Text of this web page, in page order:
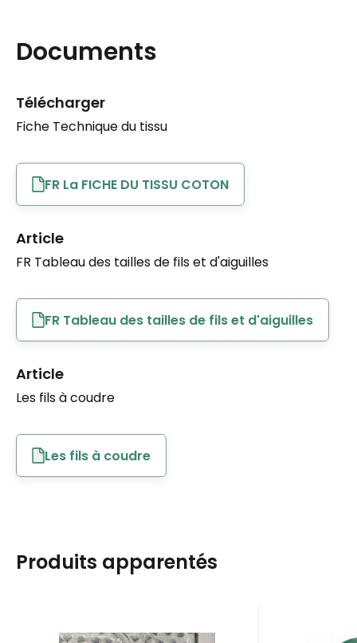
Documents
Télécharger
Fiche Technique du tissu
FR La FICHE DU TISSU COTON
Article
FR Tableau des tailles de fils et d'aiguilles
FR Tableau des tailles de fils et d'aiguilles
Article
Les fils à coudre
Les fils à coudre
Produits apparentés